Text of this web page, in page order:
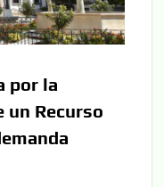
por la
un Recurso